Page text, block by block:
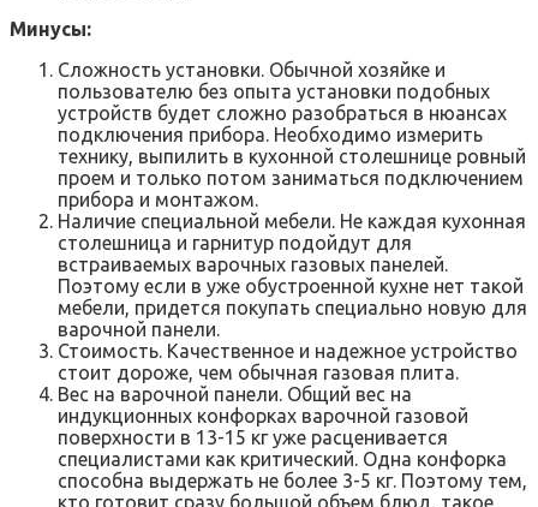
Минусы:
Сложность установки. Обычной хозяйке и
пользователю без опыта установки подобных
устройств будет сложно разобраться в нюансах
подключения прибора. Необходимо измерить
технику, выпилить в кухонной столешнице ровный
проем и только потом заниматься подключением
прибора и монтажом.
Наличие специальной мебели. Не каждая кухонная
столешница и гарнитур подойдут для
встраиваемых варочных газовых панелей.
Поэтому если в уже обустроенной кухне нет такой
мебели, придется покупать специально новую для
варочной панели.
Стоимость. Качественное и надежное устройство
стоит дороже, чем обычная газовая плита.
Вес на варочной панели. Общий вес на
индукционных конфорках варочной газовой
поверхности в 13-15 кг уже расценивается
специалистами как критический. Одна конфорка
способна выдержать не более 3-5 кг. Поэтому тем,
кто готовит сразу большой объем блюд, такое